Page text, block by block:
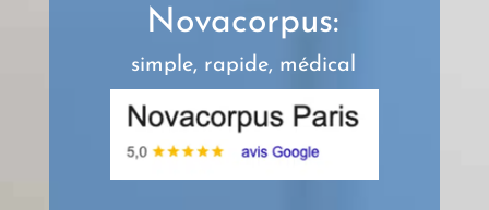
Novacorpus:
simple, rapide, médical